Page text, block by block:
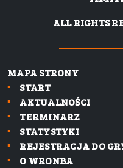
ALL RIGHTS
MAPA STRONY
START
AKTUALNOŚCI
TERMINARZ
STATYSTYKI
REJESTRACJA DO
O WRONBA